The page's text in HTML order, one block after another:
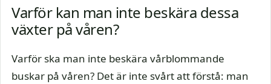
Varför kan man inte beskära dessa
växter på våren?
Varför ska man inte beskära vårblommande
buskar på våren? Det är inte svårt att förstå: man